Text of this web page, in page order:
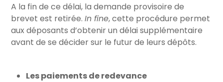
A la fin de ce délai, la demande provisoire de
brevet est retirée.In fine, cette procédure permet
aux déposants d’obtenir un délai supplémentaire
avant de se décider sur le futur de leurs dépôts.
Les paiements de redevance